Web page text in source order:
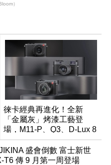
）
徠卡經典再進化！全新
「金屬灰」烤漆工藝登
場，M11-P、Q3、D-Lux 8
領銜換裝
盛會倒數 富士新世
T6 傳 9 月第一周登場